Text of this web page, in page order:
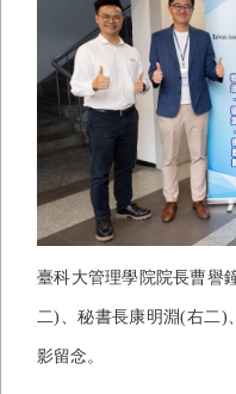
臺科大管理學院院長曹譽
二)、秘書長康明淵(右二)
影留念。